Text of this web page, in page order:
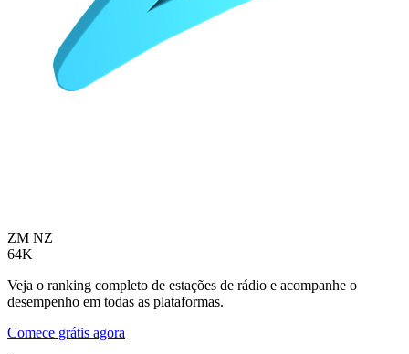
ZM NZ
64K
Veja o ranking completo de estações de rádio e acompanhe o
desempenho em todas as plataformas.
Comece grátis agora